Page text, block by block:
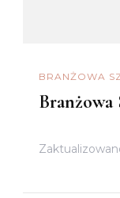
BRANŻOWA
Branżowa